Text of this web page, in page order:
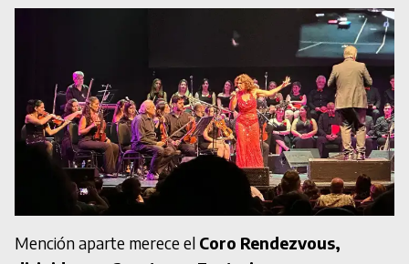
Mención aparte merece el Coro Rendezvous,